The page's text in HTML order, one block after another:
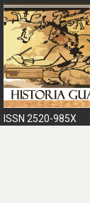
ISSN 2520-985X